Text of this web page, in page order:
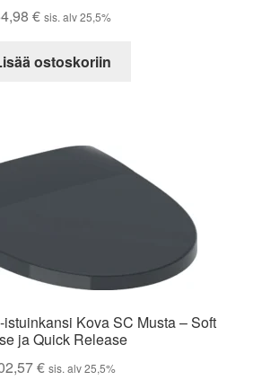
€ sis. alv 25,5%
ostoskoriin
Kova SC Musta – Soft
ja Quick Release
€ sis. alv 25,5%